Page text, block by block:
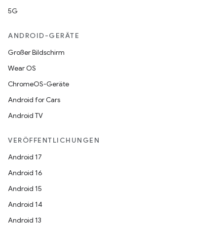
5G
ANDROID-GERÄTE
Großer Bildschirm
Wear OS
ChromeOS-Geräte
Android for Cars
Android TV
VERÖFFENTLICHUNGEN
Android 17
Android 16
Android 15
Android 14
Android 13